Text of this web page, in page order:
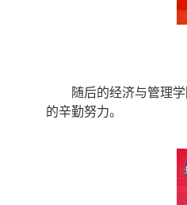
随后的经济与管理
的辛勤努力。